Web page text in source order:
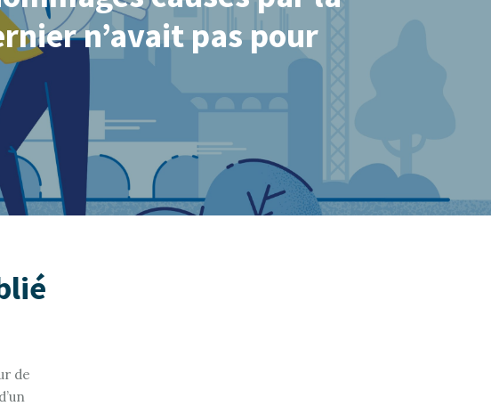
n’avait pas pour
de